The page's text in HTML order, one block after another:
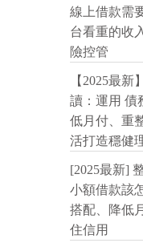
線上借款需
台看重的收
險控管
【2025最
讀：運用 債
低月付、重
活打造穩健
[2025最新]
小額借款該
搭配、降低
住信用